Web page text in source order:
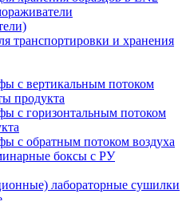
транспортировки и хранения
с вертикальным потоком
продукта
с горизонтальным потоком
с обратным потоком воздуха
боксы с РУ
лабораторные сушилки